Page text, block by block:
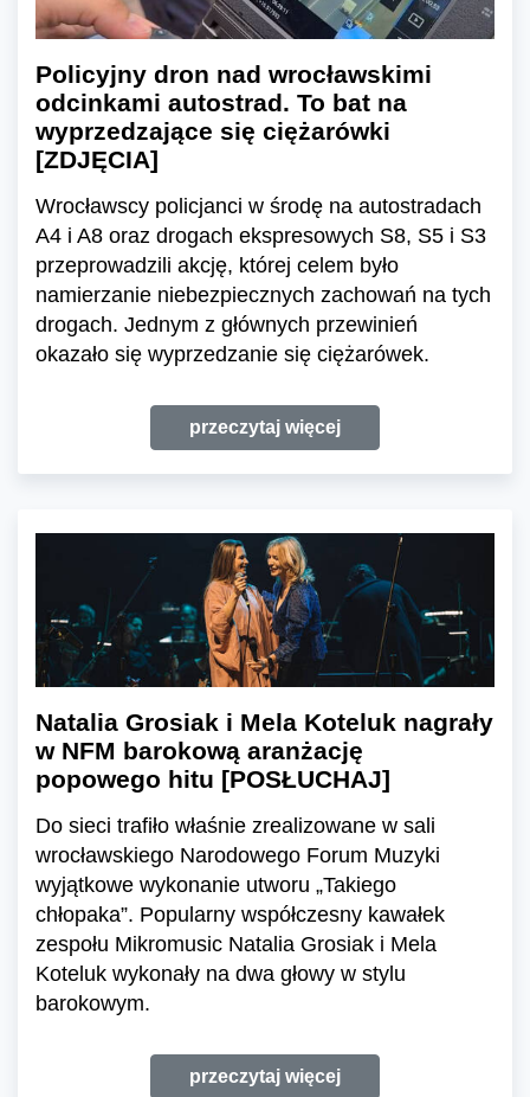
Policyjny dron nad wrocławskimi
odcinkami autostrad. To bat na
wyprzedzające się ciężarówki
[ZDJĘCIA]
Wrocławscy policjanci w środę na autostradach
A4 i A8 oraz drogach ekspresowych S8, S5 i S3
przeprowadzili akcję, której celem było
namierzanie niebezpiecznych zachowań na tych
drogach. Jednym z głównych przewinień
okazało się wyprzedzanie się ciężarówek.
przeczytaj więcej
Natalia Grosiak i Mela Koteluk nagrały
w NFM barokową aranżację
popowego hitu [POSŁUCHAJ]
Do sieci trafiło właśnie zrealizowane w sali
wrocławskiego Narodowego Forum Muzyki
wyjątkowe wykonanie utworu „Takiego
chłopaka”. Popularny współczesny kawałek
zespołu Mikromusic Natalia Grosiak i Mela
Koteluk wykonały na dwa głowy w stylu
barokowym.
przeczytaj więcej